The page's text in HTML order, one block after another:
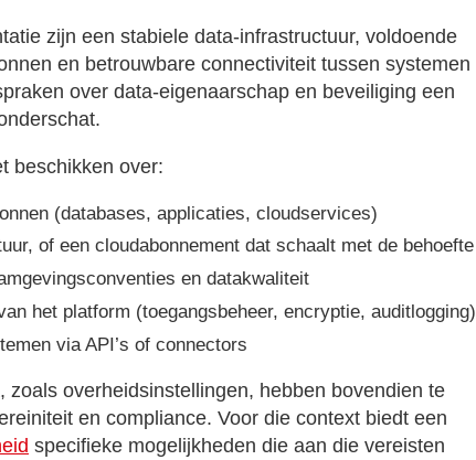
zijn een stabiele data-infrastructuur, voldoende
en betrouwbare connectiviteit tussen systemen
over data-eigenaarschap en beveiliging een
beschikken over:
(databases, applicaties, cloudservices)
of een cloudabonnement dat schaalt met de behoefte
en datakwaliteit
het platform (toegangsbeheer, encryptie, auditlogging)
via API’s of connectors
overheidsinstellingen, hebben bovendien te
en compliance. Voor die context biedt een
specifieke mogelijkheden die aan die vereisten